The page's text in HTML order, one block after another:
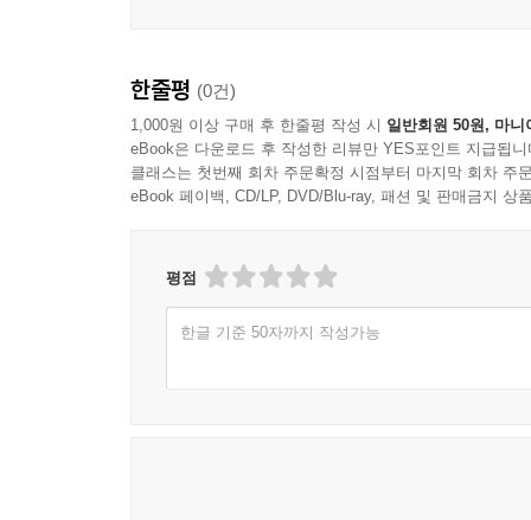
한 편의 소설, 그리고 한 사람의 하루
다산책방의 소설 ‘다소 시리즈’
다소 시리즈는 한 편의 이야기와 그 이야기를 쓴
한줄평 (0건)
1,000원 이상 구매 후 한줄평 작성 시 일반회원 50원, 마니
eBook은 다운로드 후 작성한 리뷰만 YES포인트 지급됩니
클래스는 첫번째 회차 주문확정 시점부터 마지막 회차 주
eBook 페이백, CD/LP, DVD/Blu-ray, 패션 및 판매금지 상
평점
한글 기준 50자까지 작성가능